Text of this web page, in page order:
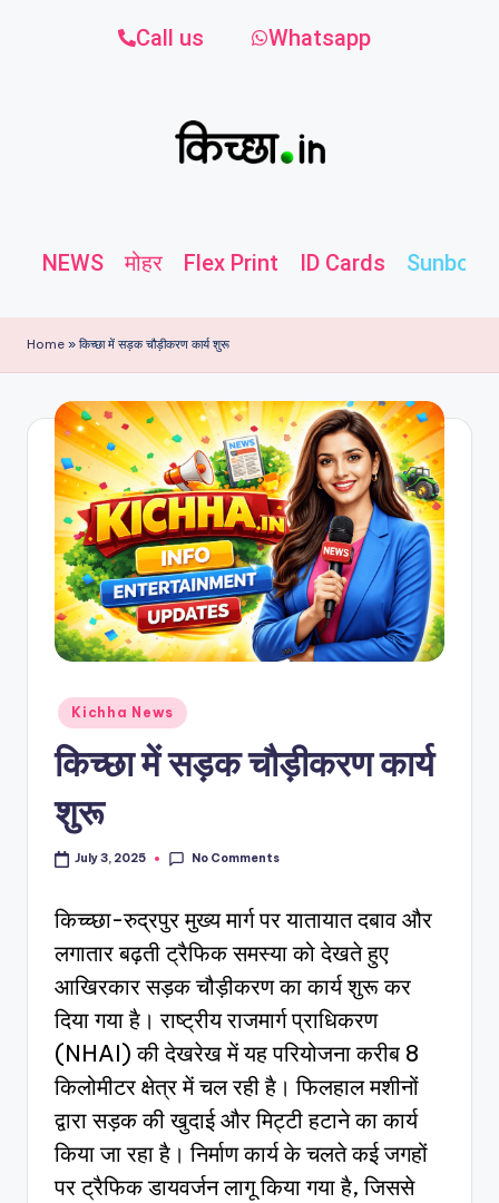
Call us Whatsapp
NEWS मोहर Flex Print ID Cards
Home » किच्छा में सड़क चौड़ीकरण कार्य शुरू
Kichha News
किच्छा में सड़क चौड़ीकरण कार्य
शुरू
July 3, 2025 No Comments
किच्च्छा-रुद्रपुर मुख्य मार्ग पर यातायात दबाव और
लगातार बढ़ती ट्रैफिक समस्या को देखते हुए
आखिरकार सड़क चौड़ीकरण का कार्य शुरू कर
दिया गया है। राष्ट्रीय राजमार्ग प्राधिकरण
(NHAI) की देखरेख में यह परियोजना करीब 8
किलोमीटर क्षेत्र में चल रही है। फिलहाल मशीनों
द्वारा सड़क की खुदाई और मिट्टी हटाने का कार्य
किया जा रहा है। निर्माण कार्य के चलते कई जगहों
पर ट्रैफिक डायवर्जन लागू किया गया है, जिससे